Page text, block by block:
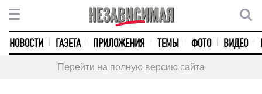
НОВОСТИ ГАЗЕТА ПРИЛОЖЕНИЯ ТЕМЫ ФОТО ВИДЕО
Перейти на полную версию сайта